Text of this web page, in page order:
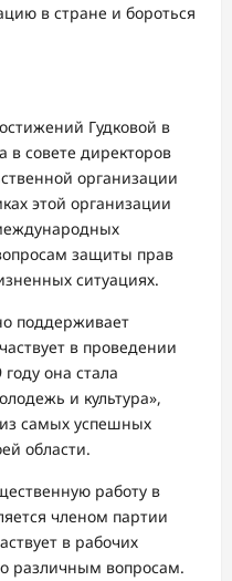
в стране и бороться
Гудковой в
в совете директоров
организации
этой организации
защиты прав
ситуациях.
поддерживает
в проведении
она стала
и культура»,
самых успешных
области.
работу в
членом партии
в рабочих
различным вопросам.